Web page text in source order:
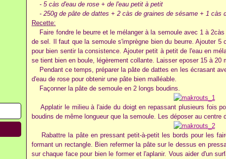
- 5 càs d'eau de rose + de l'eau petit à petit
- 250g de pâte de dattes + 2 càs de graines de sésame + 1 càs
Recette:
Faire fondre le beurre et le mélanger à la semoule avec 1 à
de sel. Il faut que la semoule s'imprègne bien du beurre. Ajouter
pour bien sentir la consistence. Ajouter petit à petit de l'eau en
se tient bien en boule, légèrement collante. Laisser eposer 15 à 20
Pendant ce temps, préparer la pâte de dattes en les écrasant
d'eau de rose pour obtenir une pâte bien malléable.
Façonner la pâte de semoule en 2 longs boudins.
Applatir le milieu à l'aide du doigt en repassant plusieurs fois
boudins de même longueur que la semoule. Les déposer au centre
Rabattre la pâte en pressant petit-à-petit les bords pour les
formant un rectangle. Bien refermer la pâte sur le dessus en
sur chaque face pour bien le former et l'aplanir. Vous aider d'un